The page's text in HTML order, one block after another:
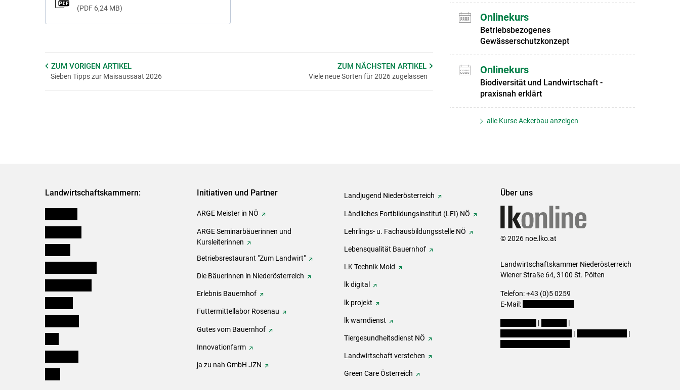
PDF 6,24 MB
ZUM VORIGEN ARTIKEL
Sieben Tipps zur Maisaussaat 2026
ZUM NÄCHSTENARTIKEL
Viele neue Sorten für 2026 zugelassen
Onlinekurs
Betriebsbezogenes
Gewässerschutzkonzept
Onlinekurs
Biodiversität und Landwirtschaft -
praxisnah erklärt
alle Kurse Ackerbau anzeigen
Landwirtschaftskammern: Initiativen und Partner
ARGE Meister in NÖ
ARGE Seminarbäuerinnen und
Kursleiterinnen
Betriebsrestaurant "Zum Landwirt"
Die Bäuerinnen in Niederösterreich
Erlebnis Bauernhof
Futtermittellabor Rosenau
Gutes vom Bauernhof
Innovationfarm
ja zu nah GmbH JZN
Landjugend Niederösterreich
Ländliches Fortbildungsinstitut (LFI) NÖ
Lehrlings- u. Fachausbildungsstelle NÖ
Lebensqualität Bauernhof
LK Technik Mold
lk digital
lk projekt
lk warndienst
Tiergesundheitsdienst NÖ
Landwirtschaft verstehen
Green Care Österreich
Über uns
© 2026 noe.lko.at
Landwirtschaftskammer Niederösterreich
Wiener Straße 64, 3100 St. Pölten
Telefon: +43 (0)5 0259
E-Mail:
|
|
|
|